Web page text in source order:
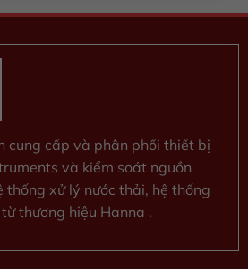
cung cấp và phân phối thiết bị
và kiểm soát nguồn
thống xử lý nước thải, hệ thống
thương hiệu Hanna .